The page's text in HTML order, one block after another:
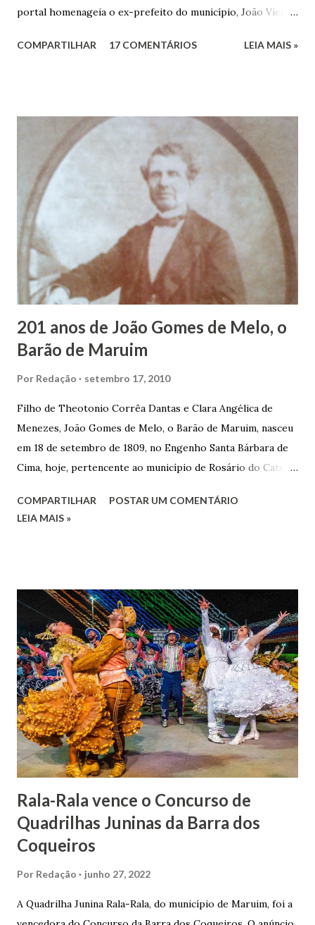
portal homenageia o ex-prefeito do município, João Vieira
Vieira dos Santos e Arlinda Barroso dos Santos, nasceu em
infância pobre, João Vieira não pôde se dedicar aos
estudos, e então passou a colocar o trabalho em primeiro
plano para auxiliar na renda familiar. No comércio foi
garçon, dono de bar, de armarinho e depois de uma
panificação. “Ao contrário de muitos, que renegam suas
raízes e procuram obscurecer seu passado, orgulhava-se
em defender o pão como garçon, tendo incontáveis vezes
que trabalhar copiosamente fora de seu horário normal em
trocas de gorjetas que c...
COMPARTILHAR 17 COMENTÁRIOS LEIA MAIS »
201 anos de João Gomes de Melo, o
Barão de Maruim
Por Redação setembro 17, 2010
Filho de Theotonio Corrêa Dantas e Clara Angélica de
Menezes, João Gomes de Melo, o Barão de Maruim, nasceu
em 18 de setembro de 1809, no Engenho Santa Bárbara de
Cima, hoje, pertencente ao município de Rosário do Catete.
José de Faro Leitão, porém o casamento acabou com o
indiciamento para apropriar-se da volumosa herança. Em
1862, transferiu-se para o Rio de Janeiro e casou-se com
uma irmã do Visconde de Uruguai. O Barão de Maruim
apresentou uma grande dedicação à atividade agrícola, que
lhe proporcionou uma grande reserva financeira. João
Gomes de Melo mandou construir a Igreja Matriz de Nosso
Senhor Bom Jesus dos Passos, que foi inaugurada em 1862 e
doada ao vigário Pe. José Joaquim de Vasconcelos. A Igreja
Matriz...
COMPARTILHAR
POSTAR UM COMENTÁRIO
LEIA MAIS »
Rala-Rala vence o Concurso de
Quadrilhas Juninas da Barra dos
Coqueiros
Por Redação junho 27, 2022
A Quadrilha Junina Rala-Rala, do município de Maruim, foi a